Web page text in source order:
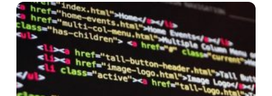
utan...